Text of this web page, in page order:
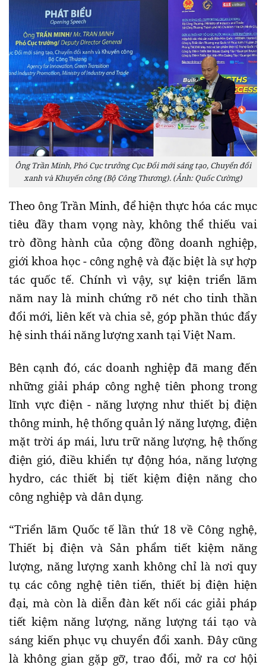
Ông Trần Minh, Phó Cục trưởng Cục Đổi mới sáng tạo, Chuyển đổi
xanh và Khuyến công (Bộ Công Thương). (Ảnh: Quốc Cường)
Theo ông Trần Minh, để hiện thực hóa các mục
tiêu đầy tham vọng này, không thể thiếu vai
trò đồng hành của cộng đồng doanh nghiệp,
giới khoa học - công nghệ và đặc biệt là sự hợp
tác quốc tế. Chính vì vậy, sự kiện triển lãm
năm nay là minh chứng rõ nét cho tinh thần
đổi mới, liên kết và chia sẻ, góp phần thúc đẩy
hệ sinh thái năng lượng xanh tại Việt Nam.
Bên cạnh đó, các doanh nghiệp đã mang đến
những giải pháp công nghệ tiên phong trong
lĩnh vực điện - năng lượng như thiết bị điện
thông minh, hệ thống quản lý năng lượng, điện
mặt trời áp mái, lưu trữ năng lượng, hệ thống
điện gió, điều khiển tự động hóa, năng lượng
hydro, các thiết bị tiết kiệm điện năng cho
công nghiệp và dân dụng.
“Triển lãm Quốc tế lần thứ 18 về Công nghệ,
Thiết bị điện và Sản phẩm tiết kiệm năng
lượng, năng lượng xanh không chỉ là nơi quy
tụ các công nghệ tiên tiến, thiết bị điện hiện
đại, mà còn là diễn đàn kết nối các giải pháp
tiết kiệm năng lượng, năng lượng tái tạo và
sáng kiến phục vụ chuyển đổi xanh. Đây cũng
là không gian gặp gỡ, trao đổi, mở ra cơ hội